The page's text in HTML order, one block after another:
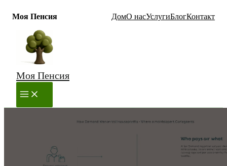
Моя Пенсия ДомО насУслугиБлогКонтакт
Перейти
содержимому
Моя Пенсия
MAIN
MENU